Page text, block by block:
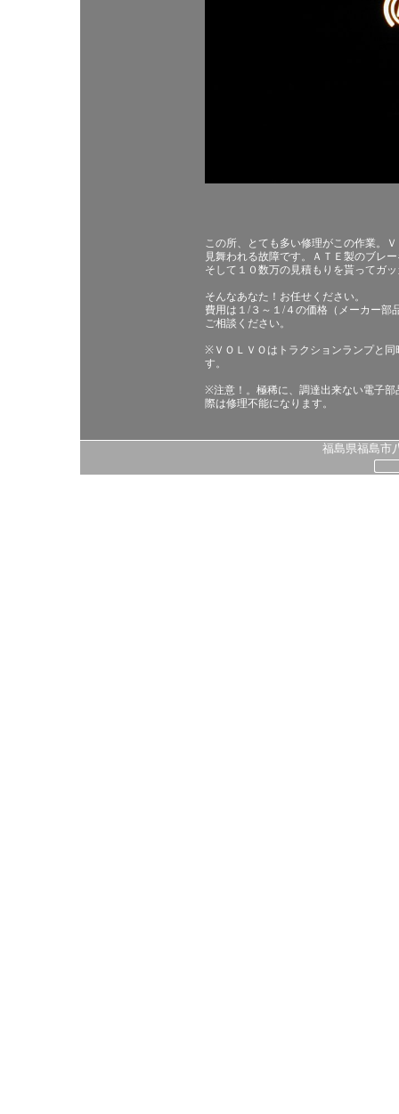
この所、とても多い修理がこの作業
見舞われる故障です。ＡＴＥ製のブレ
そして１０数万の見積もりを貰ってガ
そんなあなた！お任せください。
費用は１/３～１/４の価格（メーカー部
ご相談ください。
※ＶＯＬＶＯはトラクションランプと
す。
※注意！。極稀に、調達出来ない電子
際は修理不能になります。
福島県福島市